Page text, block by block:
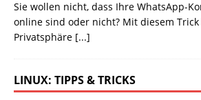
Sie wollen nicht, dass Ihre WhatsApp-
online sind oder nicht? Mit diesem
Privatsphäre [...]
LINUX: TIPPS & TRICKS